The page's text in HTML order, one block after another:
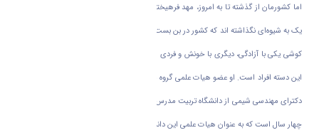
اما کشورمان از گذشته تا به امروز، مهد فرهیختگان و صاحبان علم بوده است و مردمانش هر
یک به شیوه‌ای نگذاشته اند که کشور در بن بست بماند و به یاری اش رسیده اند، یکی با سخت
کوشی یکی با آزادگی، دیگری با خونش و فردی هم با علم و دانشش. دکتر آبتین عبادی یکی از
این دسته افراد است. او عضو هیات علمی گروه مهندسی شیمی دانشگاه اراک و فارغ التحصیل
دکترای مهندسی شیمی از دانشگاه تربیت مدرس تهران است. وی استاد جوان دانشگاه اراک و
چهار سال است که به عنوان هیات علمی این دانشگاه مشغول به فعالیت است و اخیرا موفق به